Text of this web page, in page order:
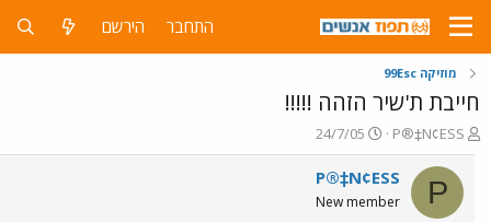
התחבר הירשם
מוזיקה 99Esc
חייבת ת'שיר הזהה !!!!!
פ
ו
ת
ח
ה
P®‡N¢ESS
פ
ו
ר
ם
24/7/05
P
P®‡N¢ESS
New member